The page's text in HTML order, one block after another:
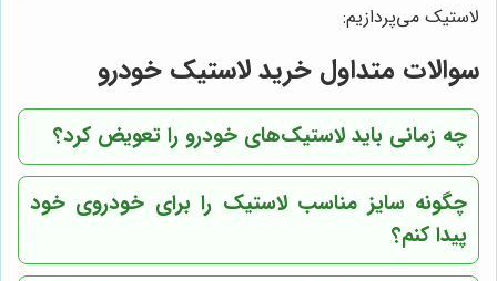
لاستیک می‌پردازیم:
سوالات متداول خرید لاستیک خودرو
چه زمانی باید لاستیک‌های خودرو را تعویض کرد؟
چگونه سایز مناسب لاستیک را برای خودروی خود
پیدا کنم؟